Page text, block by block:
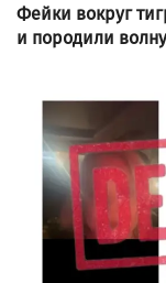
Фейки вокруг
и породили